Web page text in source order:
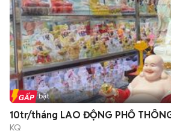
Tin nổi bật
10tr/tháng LAO ĐỘNG PHỔ
KQ